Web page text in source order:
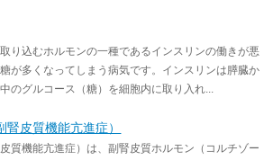
り込むホルモンの一種であるインスリンの働きが悪
が多くなってしまう病気です。インスリンは膵臓か
のグルコース（糖）を細胞内に取り入れ...
皮質機能亢進症）
質機能亢進症）は、副腎皮質ホルモン（コルチゾー